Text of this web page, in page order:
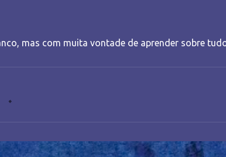
mas com muita vontade de aprender sobre